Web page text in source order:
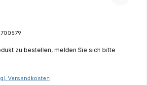
zu bestellen, melden Sie sich bitte
Versandkosten